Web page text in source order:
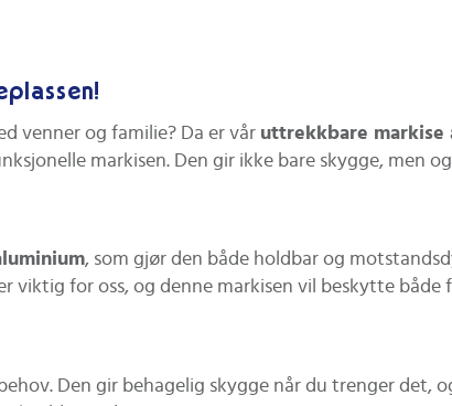
venner og familie? Da er vår uttrekkbare markise
markisen. Den gir ikke bare skygge, men
, som gjør den både holdbar og
viktig for oss, og denne markisen vil beskytte
Den gir behagelig skygge når du trenger det,